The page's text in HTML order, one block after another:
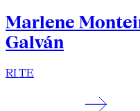
Marlene
Galván
RI TE